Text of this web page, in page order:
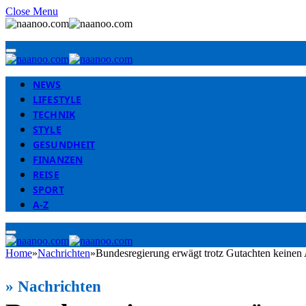
Close Menu
NEWS
LIFESTYLE
TECHNIK
STYLE
GESUNDHEIT
FINANZEN
REISE
SPORT
A-Z
Home»Nachrichten»Bundesregierung erwägt trotz Gutachten
» Nachrichten